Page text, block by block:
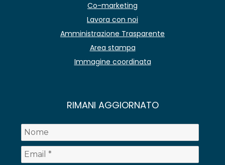
Co-marketing
Lavora con noi
Amministrazione Trasparente
Area stampa
Immagine coordinata
RIMANI AGGIORNATO